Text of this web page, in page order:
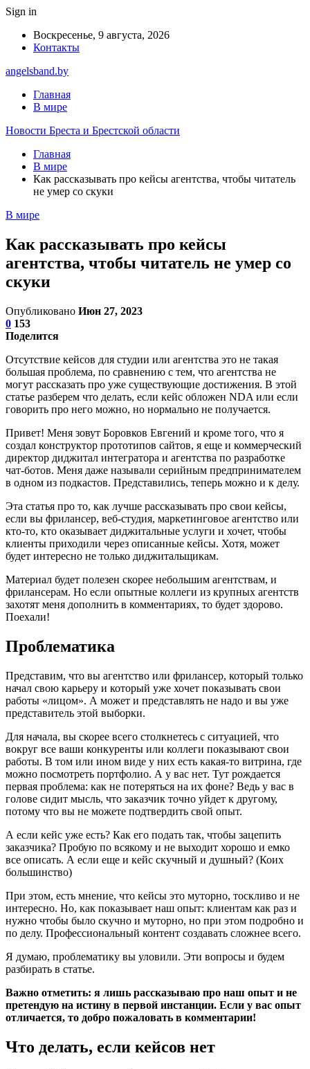
Sign in
Воскресенье, 9 августа, 2026
Контакты
angelsband.by
Главная
В мире
Новости Бреста и Брестской области
Главная
В мире
Как рассказывать про кейсы агентства, чтобы читатель
не умер со скуки
В мире
Как рассказывать про кейсы
агентства, чтобы читатель не умер со
скуки
Опубликовано Июн 27, 2023
0 153
Поделится
Отсутствие кейсов для студии или агентства это не такая
большая проблема, по сравнению с тем, что агентства не
могут рассказать про уже существующие достижения. В этой
статье разберем что делать, если кейс обложен NDA или если
говорить про него можно, но нормально не получается.
Привет! Меня зовут Боровков Евгений и кроме того, что я
создал конструктор прототипов сайтов, я еще и коммерческий
директор диджитал интегратора и агентства по разработке
чат-ботов. Меня даже называли серийным предпринимателем
в одном из подкастов. Представились, теперь можно и к делу.
Эта статья про то, как лучше рассказывать про свои кейсы,
если вы фрилансер, веб-студия, маркетинговое агентство или
кто-то, кто оказывает диджитальные услуги и хочет, чтобы
клиенты приходили через описанные кейсы. Хотя, может
будет интересно не только диджитальщикам.
Материал будет полезен скорее небольшим агентствам, и
фрилансерам. Но если опытные коллеги из крупных агентств
захотят меня дополнить в комментариях, то будет здорово.
Поехали!
Проблематика
Представим, что вы агентство или фрилансер, который только
начал свою карьеру и который уже хочет показывать свои
работы «лицом». А может и представлять не надо и вы уже
представитель этой выборки.
Для начала, вы скорее всего столкнетесь с ситуацией, что
вокруг все ваши конкуренты или коллеги показывают свои
работы. В том или ином виде у них есть какая-то витрина, где
можно посмотреть портфолио. А у вас нет. Тут рождается
первая проблема: как не потеряться на их фоне? Ведь у вас в
голове сидит мысль, что заказчик точно уйдет к другому,
потому что вы не можете подтвердить свой опыт.
А если кейс уже есть? Как его подать так, чтобы зацепить
заказчика? Пробую по всякому и не выходит хорошо и емко
все описать. А если еще и кейс скучный и душный? (Коих
большинство)
При этом, есть мнение, что кейсы это муторно, тоскливо и не
интересно. Но, как показывает наш опыт: клиентам как раз и
нужно чтобы было скучно и муторно, но при этом подробно и
по делу. Профессиональный контент создавать сложнее всего.
Я думаю, проблематику вы уловили. Эти вопросы и будем
разбирать в статье.
Важно отметить: я лишь рассказываю про наш опыт и не
претендую на истину в первой инстанции. Если у вас опыт
отличается, то добро пожаловать в комментарии!
Что делать, если кейсов нет